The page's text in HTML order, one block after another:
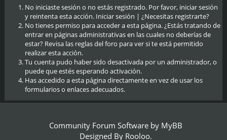
No iniciaste sesión o no estás registrado. Por favor, iniciar sesión
y reintenta esta acción. Iniciar sesión | ¿Necesitas registrarte?
No tienes permiso para acceder a esta página. ¿Estás tratando de
entrar en páginas administrativas en las cuales no deberías de
estar? Revisa las reglas del foro para ver si te está permitido
realizar esta acción.
Tu cuenta pudo haber sido desactivada por un administrador, o
puede que estés esperando activación.
Has accedido a esta página directamente en vez de usar los
formularios o enlaces adecuados.
Community Forum Software by MyBB
Designed By Rooloo.